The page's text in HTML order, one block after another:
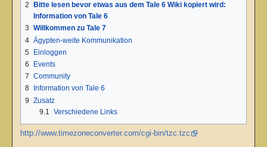
2
Bitte lesen bevor etwas aus dem Tale 6 Wiki kopiert wird:
Information von Tale 6
3 Willkommen zu Tale 7
4 Ägypten-weite Kommunikation
5 Einloggen
6
Events
7 Community
8
Information von Tale 6
9 Zusatz
9.1
Verschiedene Links
http://www.timezoneconverter.com/cgi-bin/tzc.tzc